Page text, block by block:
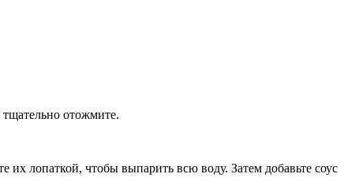
отожмите.
лопаткой, чтобы выпарить всю воду. Затем добавьте соус